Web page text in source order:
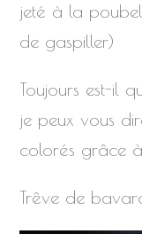
jeté à la
de gaspiller)
Toujours est-il
je peux vous
colorés grâce
Trêve de